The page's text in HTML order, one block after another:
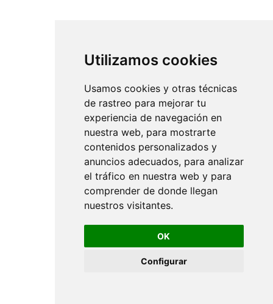
Utilizamos cookies
Usamos cookies y otras técnicas
de rastreo para mejorar tu
experiencia de navegación en
nuestra web, para mostrarte
contenidos personalizados y
anuncios adecuados, para analizar
el tráfico en nuestra web y para
comprender de donde llegan
nuestros visitantes.
OK
Configurar